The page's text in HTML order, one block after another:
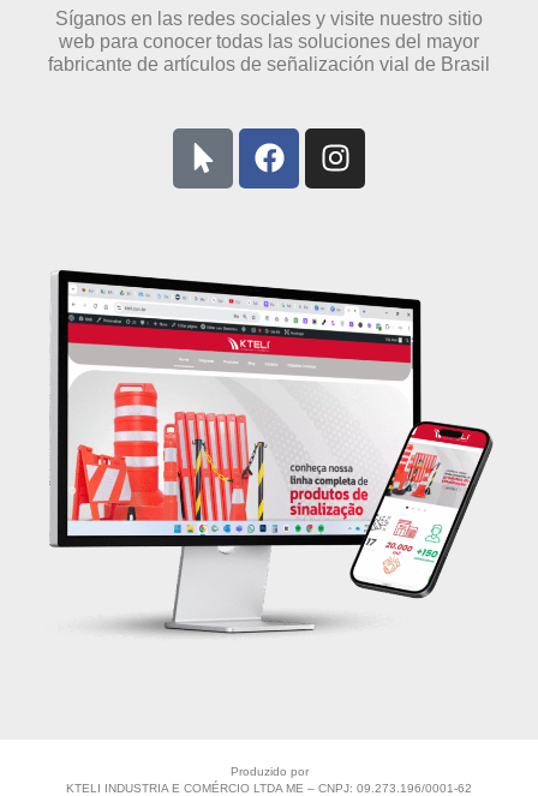
Síganos en las redes sociales y visite nuestro sitio
web para conocer todas las soluciones del mayor
fabricante de artículos de señalización vial de Brasil
Produzido por
KTELI INDUSTRIA E COMÉRCIO LTDA ME – CNPJ: 09.273.196/0001-62